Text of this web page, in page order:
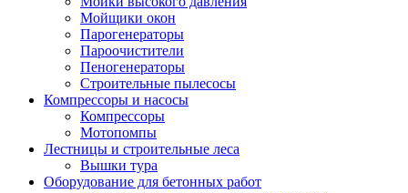
Мойщики окон
Парогенераторы
Пароочистители
Пеногенераторы
Строительные пылесосы
Компрессоры и насосы
Компрессоры
Мотопомпы
Лестницы и строительные леса
Вышки тура
Оборудование для бетонных работ